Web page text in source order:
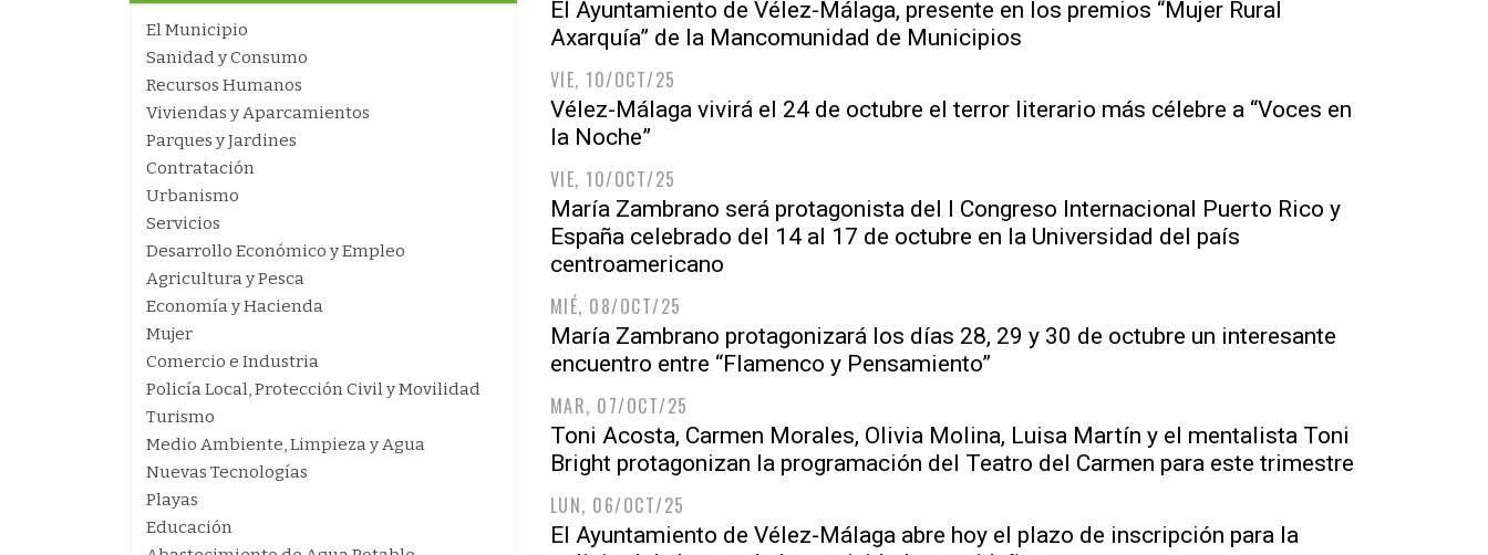
El Municipio
Sanidad y Consumo
Recursos Humanos
Viviendas y Aparcamientos
Parques y Jardines
Contratación
Urbanismo
Servicios
Desarrollo Económico y Empleo
Agricultura y Pesca
Economía y Hacienda
Mujer
Comercio e Industria
Policía Local, Protección Civil y Movilidad
Turismo
Medio Ambiente, Limpieza y Agua
Nuevas Tecnologías
Playas
Educación
El Ayuntamiento de Vélez-Málaga, presente en los premios “Mujer Rural
Axarquía” de la Mancomunidad de Municipios
VIE, 10/OCT/25
Vélez-Málaga vivirá el 24 de octubre el terror literario más célebre a “Voces en
la Noche”
VIE, 10/OCT/25
María Zambrano será protagonista del I Congreso Internacional Puerto Rico y
España celebrado del 14 al 17 de octubre en la Universidad del país
centroamericano
MIÉ, 08/OCT/25
María Zambrano protagonizará los días 28, 29 y 30 de octubre un interesante
encuentro entre “Flamenco y Pensamiento”
MAR, 07/OCT/25
Toni Acosta, Carmen Morales, Olivia Molina, Luisa Martín y el mentalista Toni
Bright protagonizan la programación del Teatro del Carmen para este trimestre
LUN, 06/OCT/25
El Ayuntamiento de Vélez-Málaga abre hoy el plazo de inscripción para la